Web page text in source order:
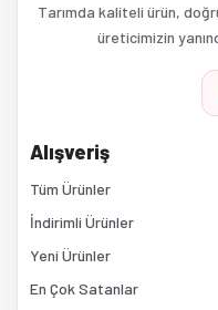
Tarımda kaliteli ürün,
üreticimizin
Alışveriş
Tüm Ürünler
İndirimli Ürünler
Yeni Ürünler
En Çok Satanlar